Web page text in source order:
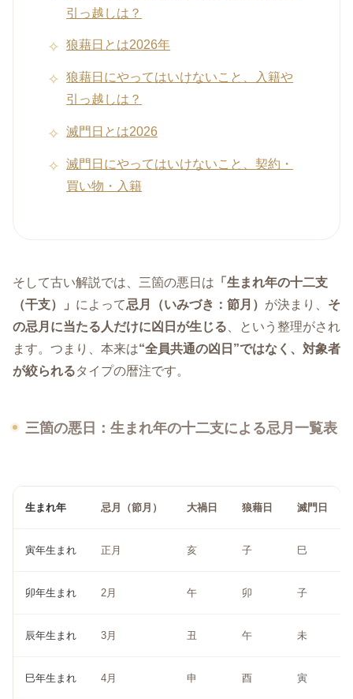
引っ越しは？
狼藉日とは2026年
狼藉日にやってはいけないこと、入籍や
引っ越しは？
滅門日とは2026
滅門日にやってはいけないこと、契約・
買い物・入籍
そして古い解説では、三箇の悪日は 「生まれ年の十二支
（干支）」 によって忌月（いみづき：節月） が決まり、 そ
の忌月に当たる人だけに凶日が生じる 、という整理がされ
ます。つまり、本来は“全員共通の凶日”ではなく、対象者
が絞られるタイプの暦注です。
三箇の悪日：生まれ年の十二支による忌月一覧表
生まれ年 忌月（節月） 大禍日 狼藉日 滅門日
寅年生まれ 正月 亥 子 巳
卯年生まれ 2月 午 卯 子
辰年生まれ 3月 丑 午 未
巳年生まれ 4月 申 酉 寅